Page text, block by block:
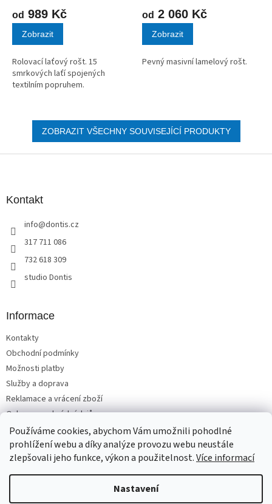
Používáme cookies, abychom Vám umožnili pohodlné
prohlížení webu a díky analýze provozu webu neustále
zlepšovali jeho funkce, výkon a použitelnost.Více informací
Nastavení
od 989 Kč
Zobrazit
Rolovací laťový rošt. 15
smrkových laťí spojených
textilním popruhem.
od 2 060 Kč
Zobrazit
Pevný masivní lamelový rošt.
ZOBRAZIT VŠECHNY SOUVISEJÍCÍ PRODUKTY
Kontakt
info@dontis.cz
317 711 086
732 618 309
studio Dontis
Informace
Kontakty
Obchodní podmínky
Možnosti platby
Služby a doprava
Reklamace a vrácení zboží
Ochrana osobních údajů